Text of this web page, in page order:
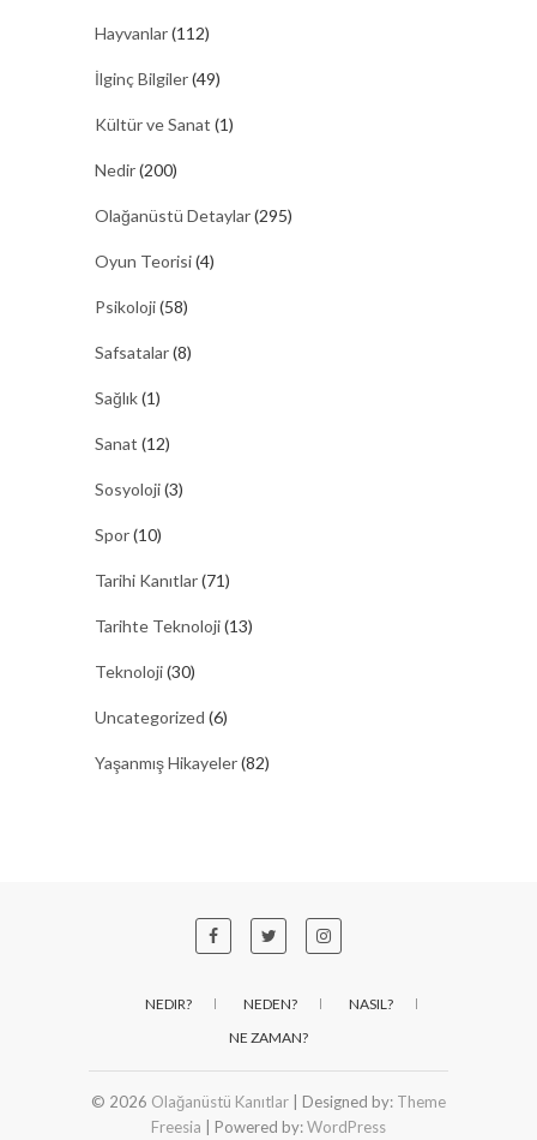
Hayvanlar(112)
İlginç Bilgiler(49)
Kültür ve Sanat (1)
Nedir(200)
Olağanüstü Detaylar(295)
Oyun Teorisi(4)
Psikoloji(58)
Safsatalar(8)
Sağlık(1)
Sanat (12)
Sosyoloji(3)
Spor(10)
Tarihi Kanıtlar(71)
Tarihte Teknoloji(13)
Teknoloji(30)
Uncategorized (6)
Yaşanmış Hikayeler(82)
NEDIR? NEDEN?
NASIL?
NE ZAMAN?
© 2026 Olağanüstü Kanıtlar | Designed by: Theme
Freesia | Powered by:WordPress